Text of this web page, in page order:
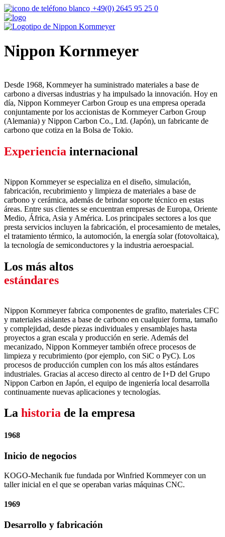
+49(0) 2645 95 25 0
Nippon Kornmeyer
Desde 1968, Kornmeyer ha suministrado materiales a base de
carbono a diversas industrias y ha impulsado la innovación. Hoy en
día, Nippon Kornmeyer Carbon Group es una empresa operada
conjuntamente por los accionistas de Kornmeyer Carbon Group
(Alemania) y Nippon Carbon Co., Ltd. (Japón), un fabricante de
carbono que cotiza en la Bolsa de Tokio.
Experiencia internacional
Nippon Kornmeyer se especializa en el diseño, simulación,
fabricación, recubrimiento y limpieza de materiales a base de
carbono y cerámica, además de brindar soporte técnico en estas
áreas. Entre sus clientes se encuentran empresas de Europa, Oriente
Medio, África, Asia y América. Los principales sectores a los que
presta servicios incluyen la fabricación, el procesamiento de metales,
el tratamiento térmico, la automoción, la energía solar (fotovoltaica),
la tecnología de semiconductores y la industria aeroespacial.
Los más altos
estándares
Nippon Kornmeyer fabrica componentes de grafito, materiales CFC
y materiales aislantes a base de carbono en cualquier forma, tamaño
y complejidad, desde piezas individuales y ensamblajes hasta
proyectos a gran escala y producción en serie. Además del
mecanizado, Nippon Kornmeyer también ofrece procesos de
limpieza y recubrimiento (por ejemplo, con SiC o PyC). Los
procesos de producción cumplen con los más altos estándares
industriales. Gracias al acceso directo al centro de I+D del Grupo
Nippon Carbon en Japón, el equipo de ingeniería local desarrolla
continuamente nuevas aplicaciones y tecnologías.
La historia de la empresa
1968
Inicio de negocios
KOGO-Mechanik fue fundada por Winfried Kornmeyer con un
taller inicial en el que se operaban varias máquinas CNC.
1969
Desarrollo y fabricación